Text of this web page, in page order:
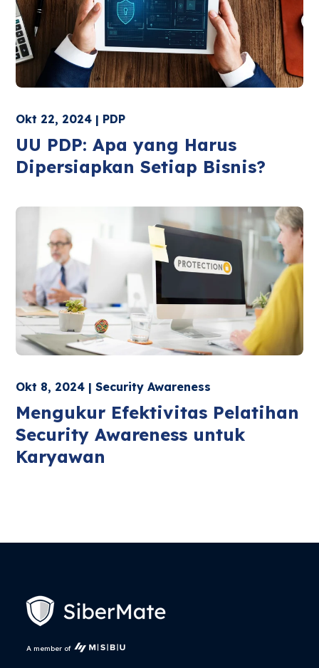
Okt 22, 2024 | PDP
UU PDP: Apa yang Harus
Dipersiapkan Setiap Bisnis?
Okt 8, 2024 | Security Awareness
Mengukur Efektivitas Pelatihan
Security Awareness untuk
Karyawan
A member of